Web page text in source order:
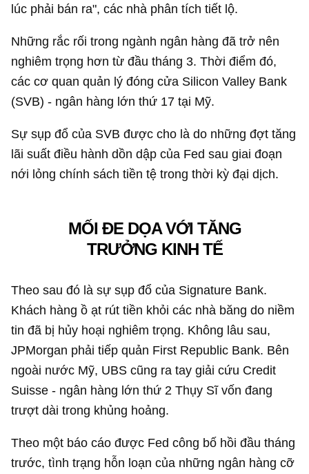
lúc phải bán ra", các nhà phân tích tiết lộ.
Những rắc rối trong ngành ngân hàng đã trở nên
nghiêm trọng hơn từ đầu tháng 3. Thời điểm đó,
các cơ quan quản lý đóng cửa Silicon Valley Bank
(SVB) - ngân hàng lớn thứ 17 tại Mỹ.
Sự sụp đổ của SVB được cho là do những đợt tăng
lãi suất điều hành dồn dập của Fed sau giai đoạn
nới lỏng chính sách tiền tệ trong thời kỳ đại dịch.
MỐI ĐE DỌA VỚI TĂNG
TRƯỞNG KINH TẾ
Theo sau đó là sự sụp đổ của Signature Bank.
Khách hàng ồ ạt rút tiền khỏi các nhà băng do niềm
tin đã bị hủy hoại nghiêm trọng. Không lâu sau,
JPMorgan phải tiếp quản First Republic Bank. Bên
ngoài nước Mỹ, UBS cũng ra tay giải cứu Credit
Suisse - ngân hàng lớn thứ 2 Thụy Sĩ vốn đang
trượt dài trong khủng hoảng.
Theo một báo cáo được Fed công bố hồi đầu tháng
trước, tình trạng hỗn loạn của những ngân hàng cỡ